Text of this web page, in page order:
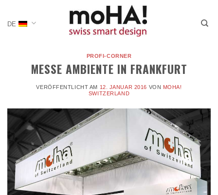
DE
PROFI-CORNER
MESSE AMBIENTE IN FRANKFURT
VERÖFFENTLICHT AM 12. JANUAR 2016 VON MOHA!
SWITZERLAND